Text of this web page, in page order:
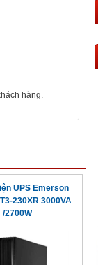
hàng.
UPS Emerson
230XR 3000VA
/2700W